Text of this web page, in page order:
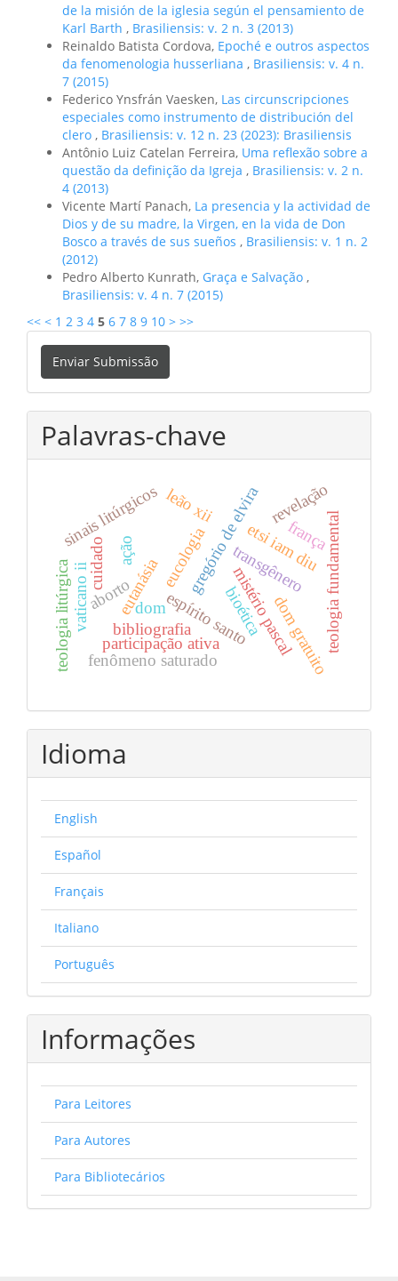
de la misión de la iglesia según el pensamiento de
Karl Barth , Brasiliensis: v. 2 n. 3 (2013)
Reinaldo Batista Cordova, Epoché e outros aspectos
da fenomenologia husserliana , Brasiliensis: v. 4 n.
7 (2015)
Federico Ynsfrán Vaesken, Las circunscripciones
especiales como instrumento de distribución del
clero , Brasiliensis: v. 12 n. 23 (2023): Brasiliensis
Antônio Luiz Catelan Ferreira, Uma reflexão sobre a
questão da definição da Igreja , Brasiliensis: v. 2 n.
4 (2013)
Vicente Martí Panach, La presencia y la actividad de
Dios y de su madre, la Virgen, en la vida de Don
Bosco a través de sus sueños , Brasiliensis: v. 1 n. 2
(2012)
Pedro Alberto Kunrath, Graça e Salvação ,
Brasiliensis: v. 4 n. 7 (2015)
<< < 1 2 3 4 5 6 7 8 9 10 > >>
Enviar
Submissão
Enviar Submissão
Palavras-chave
gregório de elvira
espírito santo
dom
ação
bioética
eutanásia transgênero
aborto
cuidado
vaticano ii
participação ativa
sinais litúrgicos
mistério pascal
eucologia
teologia litúrgica
leão xii
etsi iam diu
dom gratuito
fenômeno saturado
revelação
teologia fundamental
bibliografia
frança
Idioma
English
Español
Français
Italiano
Português
Informações
Para Leitores
Para Autores
Para Bibliotecários